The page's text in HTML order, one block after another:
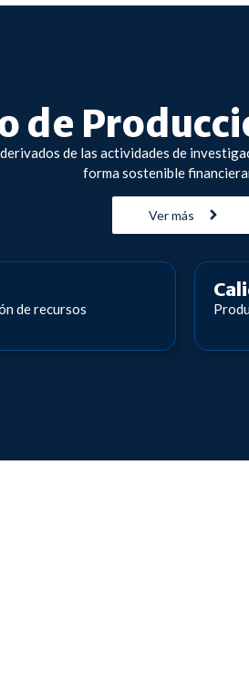
de
de las actividades de
forma sostenible
Ver más
de recursos